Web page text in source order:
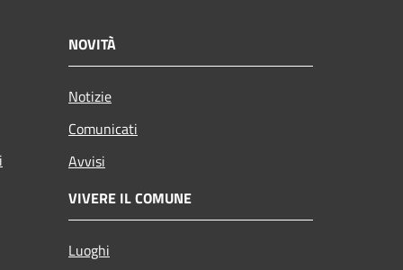
NOVITÀ
Notizie
Comunicati
Avvisi
VIVERE IL COMUNE
Luoghi